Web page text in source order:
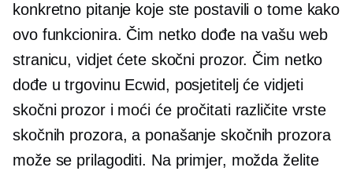
konkretno pitanje koje ste postavili o tome kako
ovo funkcionira. Čim netko dođe na vašu web
stranicu, vidjet ćete skočni prozor. Čim netko
dođe u trgovinu Ecwid, posjetitelj će vidjeti
skočni prozor i moći će pročitati različite vrste
skočnih prozora, a ponašanje skočnih prozora
može se prilagoditi. Na primjer, možda želite